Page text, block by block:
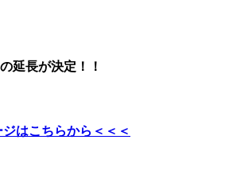
延長が決定！！
はこちらから＜＜＜